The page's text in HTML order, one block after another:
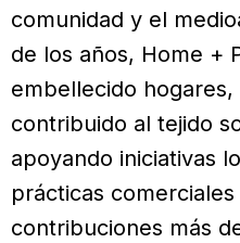
comunidad y el
de los años, Home +
embellecido
contribuido al tejido
apoyando iniciativas
prácticas
contribuciones más